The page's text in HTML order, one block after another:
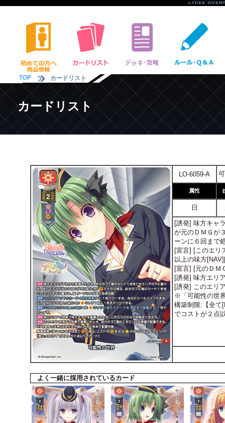
TOP カードリスト
カードリスト
LO-6059-A
属性
日
[誘発] 味方キャ
が元のＤＭＧが
ーンに６回まで
[宣言] [このエリ
以上の味方
[宣言] [元のＤＭ
[誘発] 味方エリ
[誘発] このエリ
※「可能性の世
構築制限:【全て
でコストが２点
よく一緒に採用されているカード